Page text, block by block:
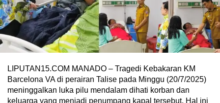
LIPUTAN15.COM MANADO – Tragedi Kebakaran KM
Barcelona VA di perairan Talise pada Minggu (20/7/2025)
meninggalkan luka pilu mendalam dihati korban dan
keluarga yang menjadi penumpang kapal tersebut. Hal ini